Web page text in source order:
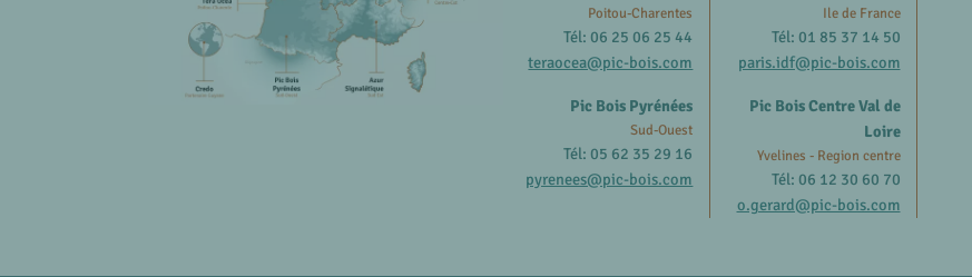
Poitou-Charentes
Tél: 06 25 06 25 44
teraocea@pic-bois.com
Pic Bois Pyrénées
Sud-Ouest
Tél: 05 62 35 29 16
pyrenees@pic-bois.com
Ile de France
Tél: 01 85 37 14 50
paris.idf@pic-bois.com
Pic Bois Centre Val de
Loire
Yvelines - Region centre
Tél: 06 12 30 60 70
o.gerard@pic-bois.com